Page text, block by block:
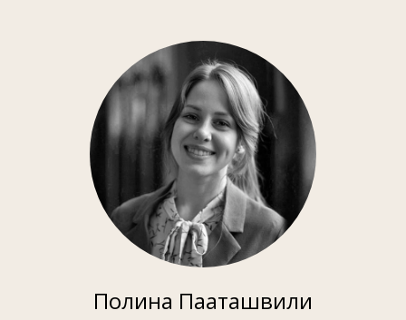
Полина Пааташвили